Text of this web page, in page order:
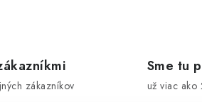
zákazníkov
Sme tu
už viac ako